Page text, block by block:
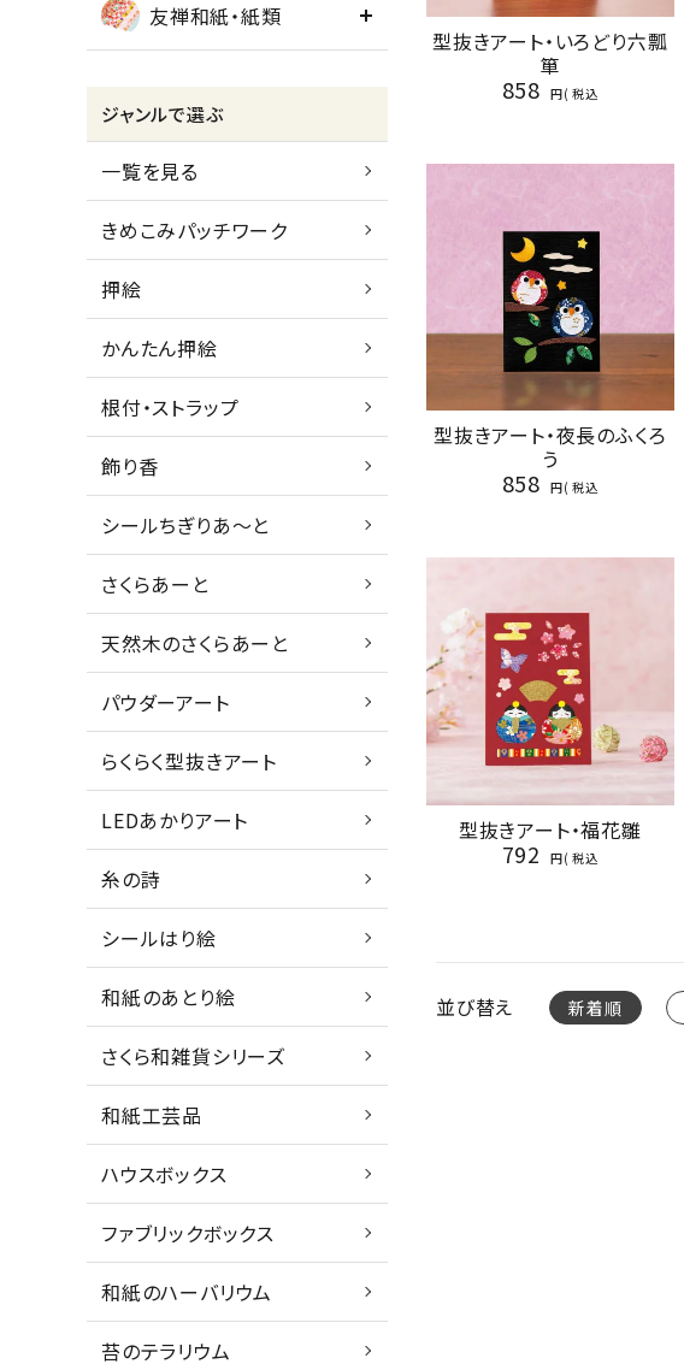
友禅和紙・紙類
ジャンルで選ぶ
一覧を見る
きめこみパッチワーク
押絵
かんたん押絵
根付・ストラップ
飾り香
シールちぎりあ～と
さくらあーと
天然木のさくらあーと
パウダーアート
らくらく型抜きアート
LEDあかりアート
糸の詩
シールはり絵
和紙のあとり絵
さくら和雑貨シリーズ
和紙工芸品
ハウスボックス
ファブリックボックス
和紙のハーバリウム
苔のテラリウム
型抜きアート・いろどり六瓢
箪
858 税込
型抜きアート・夜長のふくろ
う
858 税込
型抜きアート・福花雛
792 税込
並び替え 新着順